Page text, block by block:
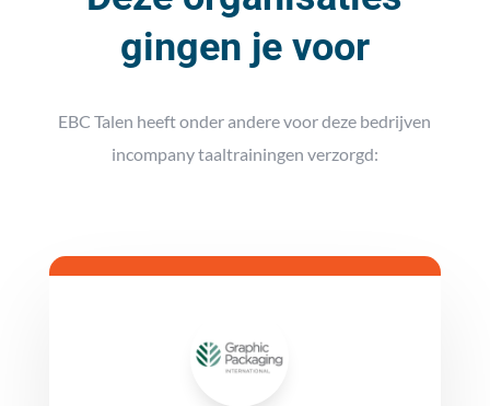
gingen je voor
EBC Talen heeft onder andere voor deze bedrijven
incompany taaltrainingen verzorgd: